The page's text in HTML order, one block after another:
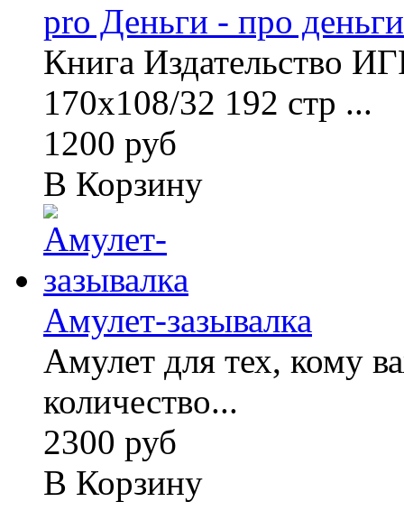
pro Деньги - про деньги
Книга Издательство
170х108/32 192 стр ...
1200 руб
В Корзину
Амулет-зазывалка
Амулет для тех, кому
количество...
2300 руб
В Корзину